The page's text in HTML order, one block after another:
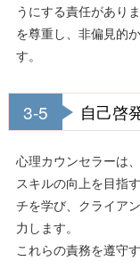
うにする責任があり
を尊重し、非偏見的
す。
3-5 自己啓
心理カウンセラーは
スキルの向上を目指
チを学び、クライア
力します。
これらの責務を遵守